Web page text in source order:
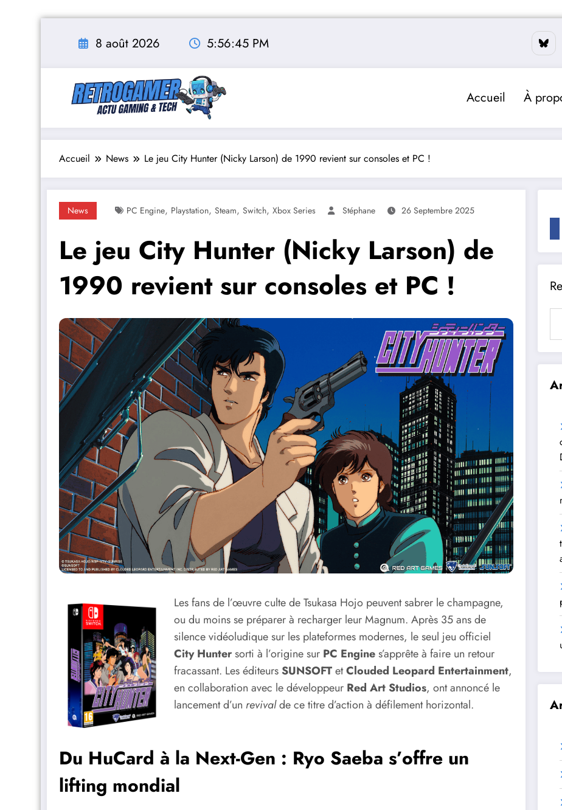
8 août 2026 5:56:46 PM
Accueil À
Accueil News Le jeu City Hunter (Nicky Larson) de 1990 revient sur consoles et PC !
News PC Engine, Playstation, Steam, Switch, Xbox Series Stéphane 26 Septembre 2025
Le jeu City Hunter (Nicky Larson) de
1990 revient sur consoles et PC !
Les fans de l’œuvre culte de Tsukasa Hojo peuvent sabrer le champagne,
ou du moins se préparer à recharger leur Magnum. Après 35 ans de
silence vidéoludique sur les plateformes modernes, le seul jeu officiel
City Huntersorti à l’origine sur PC Engines’apprête à faire un retour
fracassant. Les éditeursSUNSOFTetClouded Leopard Entertainment,
en collaboration avec le développeur Red Art Studios, ont annoncé le
lancement d’un revivalde ce titre d’action à défilement horizontal.
Du HuCard à la Next-Gen : Ryo Saeba s’offre un
lifting mondial